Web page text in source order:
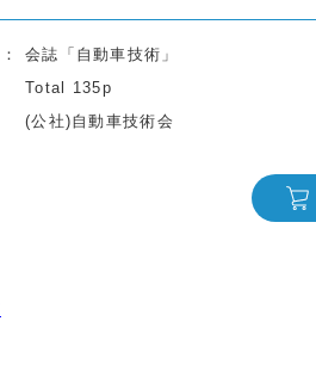
会誌「自動車技術」
Total 135p
(公社)自動車技術会